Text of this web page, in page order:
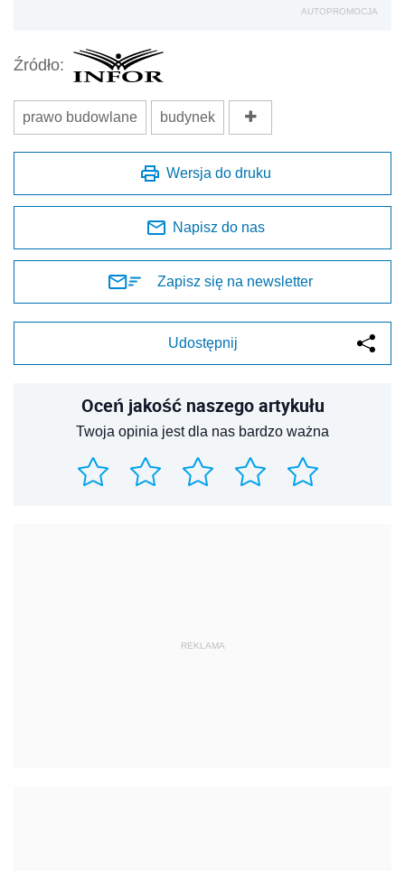
AUTOPROMOCJA
Źródło:
prawo budowlane budynek
Wersja do druku
Napisz do nas
Zapisz się na newsletter
Udostępnij
Oceń jakość naszego artykułu
Twoja opinia jest dla nas bardzo ważna
REKLAMA